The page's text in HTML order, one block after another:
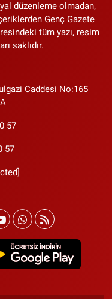
düzenleme olmadan,
Genç Gazete
tüm yazı, resim
saklıdır.
Caddesi No:165
57
57